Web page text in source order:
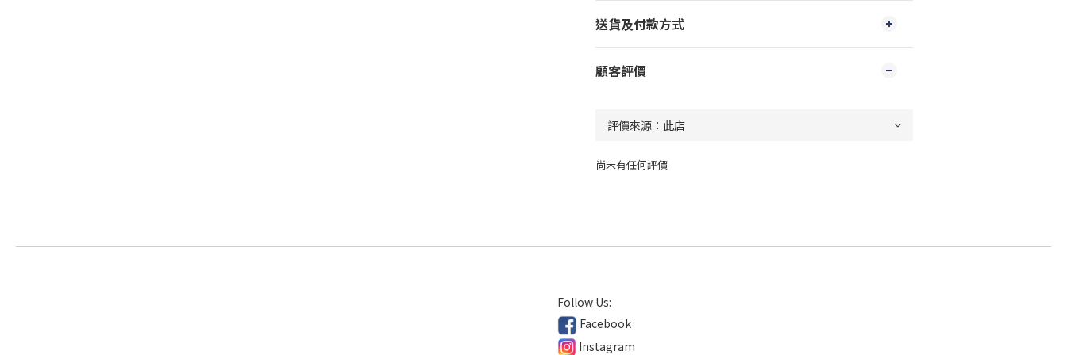
送貨及付款方式
顧客評價
尚未有任何評價
Follow Us:
Facebook
Instagram